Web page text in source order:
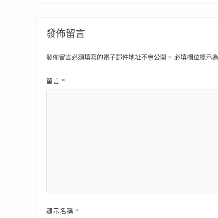
發佈留言
發佈留言必須填寫的電子郵件地址不會公開。 必填欄位標示
留言 *
顯示名稱 *